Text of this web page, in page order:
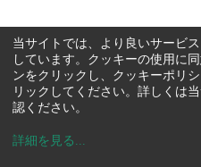
当サイトでは、より良いサービ
しています。クッキーの使用に
ンをクリックし、クッキーポリ
リックしてください。詳しくは
認ください。
詳細を見る ...